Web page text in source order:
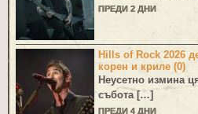
ПРЕДИ 2 ДНИ
Hills of Rock 2026
корен и криле (0)
Неусетно измина
събота […]
ПРЕДИ 4 ДНИ